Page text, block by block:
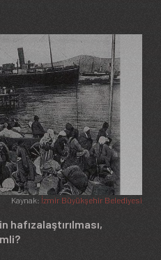
Kaynak: İzmir Büyükşehir Belediyesi
hafızalaştırılması,